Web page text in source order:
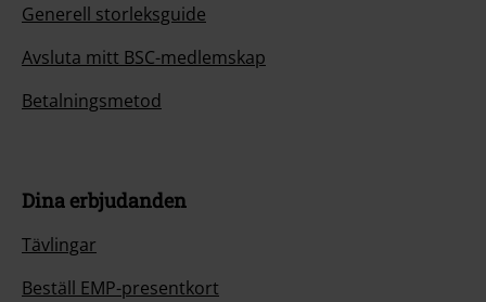
Generell storleksguide
Avsluta mitt BSC-medlemskap
Betalningsmetod
Dina erbjudanden
Tävlingar
Beställ EMP-presentkort